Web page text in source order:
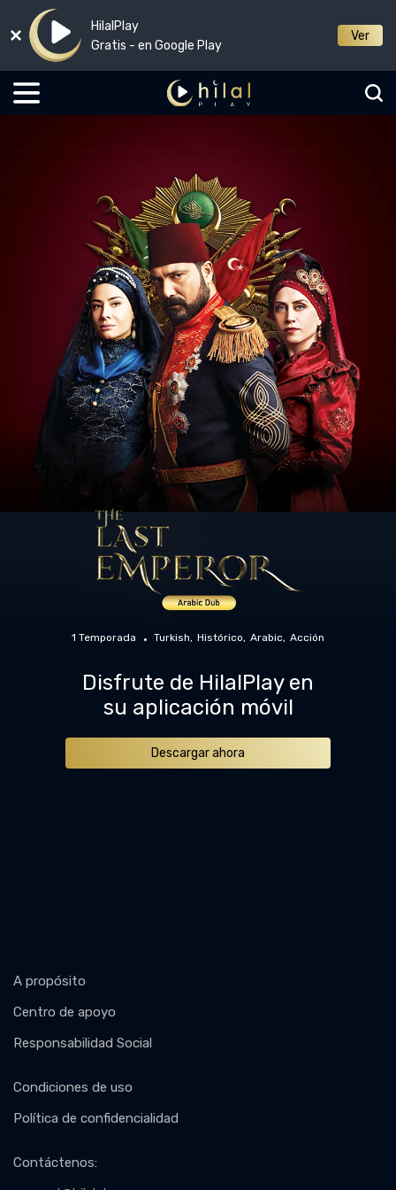
HilalPlay
Gratis - en Google Play
Ver
1 Temporada Turkish Histórico Arabic Acción
Disfrute de HilalPlay en
su aplicación móvil
Descargar ahora
A propósito
Centro de apoyo
Responsabilidad Social
Condiciones de uso
Política de confidencialidad
Contáctenos: